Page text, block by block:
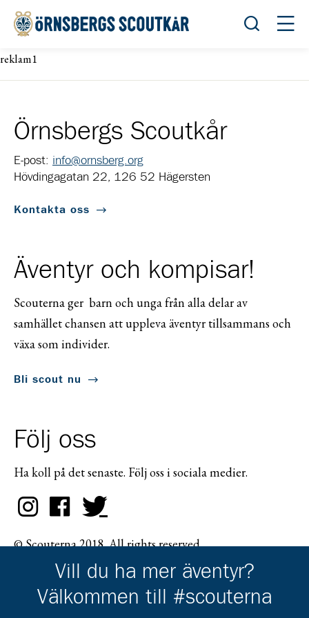
Öppna
reklam1
Örnsbergs Scoutkår
E-post: info@ornsberg.org
Hövdingagatan 22, 126 52 Hägersten
Kontakta oss
Äventyr och kompisar!
Scouterna ger barn och unga från alla delar av
samhället chansen att uppleva äventyr tillsammans och
växa som individer.
Bli scout nu
Följ oss
Ha koll på det senaste. Följ oss i sociala medier.
© Scouterna 2018. All rights reserved.
Vill du ha mer äventyr?
Välkommen till #scouterna